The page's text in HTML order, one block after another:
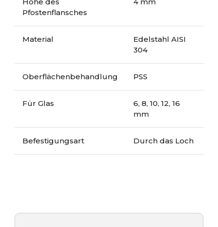
Pfostenflansches
Material
Edelstahl AISI
304
Oberflächenbehandlung PSS
Für Glas
6, 8, 10, 12, 16
mm
Befestigungsart Durch das Loch